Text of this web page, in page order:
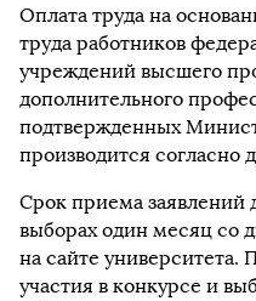
Оплата труда на
труда работников
учреждений высшего
дополнительного
подтвержденных
производится согласно
Срок приема заявлений
выборах один месяц со
на сайте университета.
участия в конкурсе и